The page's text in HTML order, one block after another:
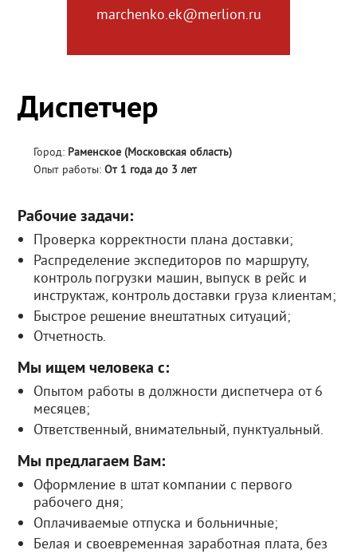
marchenko.ek@merlion.ru
Диспетчер
Город: Раменское (Московская область)
Опыт работы:От 1 года до 3 лет
Рабочие задачи:
Проверка корректности плана доставки;
Распределение экспедиторов по маршруту,
контроль погрузки машин, выпуск в рейс и
инструктаж, контроль доставки груза клиентам;
Быстрое решение внештатных ситуаций;
Отчетность.
Мы ищем человека с:
Опытом работы в должности диспетчера от 6
месяцев;
Ответственный, внимательный, пунктуальный.
Мы предлагаем Вам:
Оформление в штат компании с первого
рабочего дня;
Оплачиваемые отпуска и больничные;
Белая и своевременная заработная плата, без